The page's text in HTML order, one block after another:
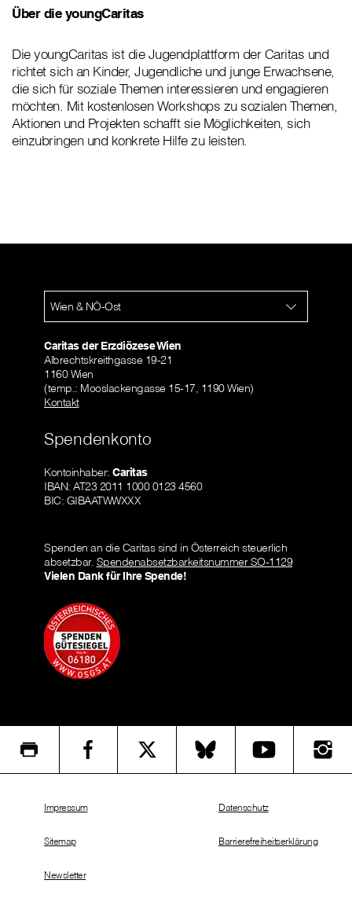
Über die youngCaritas
Die youngCaritas ist die Jugendplattform der Caritas und
richtet sich an Kinder, Jugendliche und junge Erwachsene,
die sich für soziale Themen interessieren und engagieren
möchten. Mit kostenlosen Workshops zu sozialen Themen,
Aktionen und Projekten schafft sie Möglichkeiten, sich
einzubringen und konkrete Hilfe zu leisten.
Wien & NÖ-Ost
Caritas der Erzdiözese Wien
Albrechtskreithgasse 19-21
1160 Wien
(temp.: Mooslackengasse 15-17, 1190 Wien)
Kontakt
Spendenkonto
Kontoinhaber: Caritas
IBAN: AT23 2011 1000 0123 4560
BIC: GIBAATWWXXX
Spenden an die Caritas sind in Österreich steuerlich
absetzbar. Spendenabsetzbarkeitsnummer SO-1129
Vielen Dank für Ihre Spende!
Impressum
Sitemap
Newsletter
Datenschutz
Barrierefreiheitserklärung